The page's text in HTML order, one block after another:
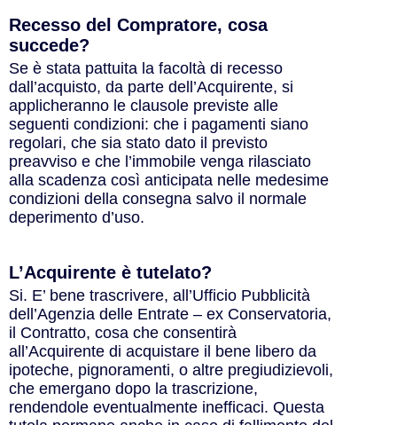
Recesso del Compratore, cosa
succede?
Se è stata pattuita la facoltà di recesso
dall’acquisto, da parte dell’Acquirente, si
applicheranno le clausole previste alle
seguenti condizioni: che i pagamenti siano
regolari, che sia stato dato il previsto
preavviso e che l’immobile venga rilasciato
alla scadenza così anticipata nelle medesime
condizioni della consegna salvo il normale
deperimento d’uso.
L’Acquirente è tutelato?
Si. E’ bene trascrivere, all’Ufficio Pubblicità
dell’Agenzia delle Entrate – ex Conservatoria,
il Contratto, cosa che consentirà
all’Acquirente di acquistare il bene libero da
ipoteche, pignoramenti, o altre pregiudizievoli,
che emergano dopo la trascrizione,
rendendole eventualmente inefficaci. Questa